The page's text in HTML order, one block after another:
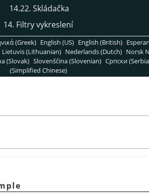
14.22. Skládačka
14. Filtry vykreslení
(Greek) English (US) English (British)
Lietuvis (Lithuanian) Nederlands (Dutch) Norsk
(Slovak) Slovenščina (Slovenian) Српски
(Simplified Chinese)